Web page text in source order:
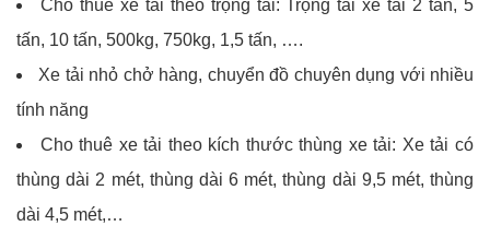
Cho thuê xe tải theo trọng tải: Trọng tải xe tải 2 tấn, 5
tấn, 10 tấn, 500kg, 750kg, 1,5 tấn, ….
Xe tải nhỏ chở hàng, chuyển đồ chuyên dụng với nhiều
tính năng
Cho thuê xe tải theo kích thước thùng xe tải: Xe tải có
thùng dài 2 mét, thùng dài 6 mét, thùng dài 9,5 mét, thùng
dài 4,5 mét,…